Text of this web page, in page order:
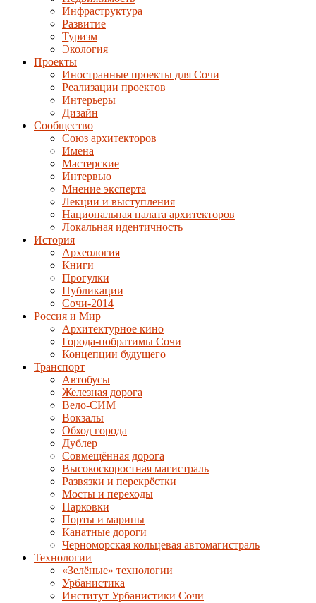
Инфраструктура
Развитие
Туризм
Экология
Проекты
Иностранные проекты для Сочи
Реализации проектов
Интерьеры
Дизайн
Сообщество
Союз архитекторов
Имена
Мастерские
Интервью
Мнение эксперта
Лекции и выступления
Национальная палата архитекторов
Локальная идентичность
История
Археология
Книги
Прогулки
Публикации
Сочи-2014
Россия и Мир
Архитектурное кино
Города-побратимы Сочи
Концепции будущего
Транспорт
Автобусы
Железная дорога
Вело-СИМ
Вокзалы
Обход города
Дублер
Совмещённая дорога
Высокоскоростная магистраль
Развязки и перекрёстки
Мосты и переходы
Парковки
Порты и марины
Канатные дороги
Черноморская кольцевая автомагистраль
Технологии
«Зелёные» технологии
Урбанистика
Институт Урбанистики Сочи